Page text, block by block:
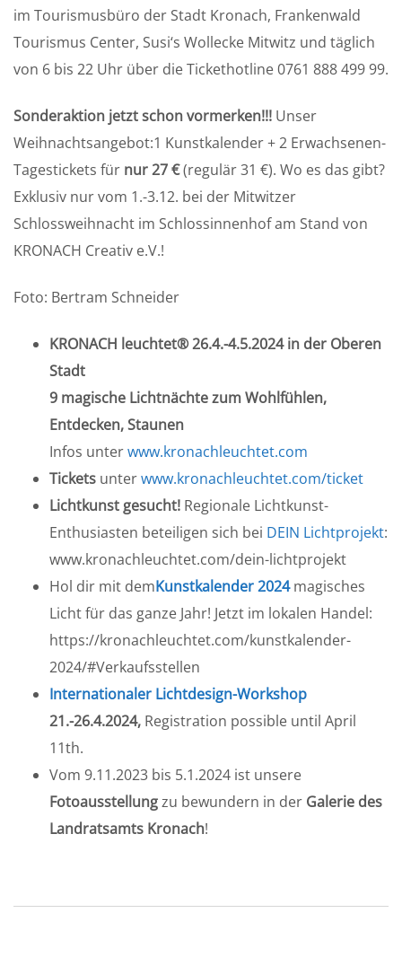
im Tourismusbüro der Stadt Kronach, Frankenwald
Tourismus Center, Susi‘s Wollecke Mitwitz und täglich
von 6 bis 22 Uhr über die Tickethotline 0761 888 499 99.
Sonderaktion jetzt schon vormerken!!! Unser
Weihnachtsangebot:1 Kunstkalender + 2 Erwachsenen-
Tagestickets für nur 27 €(regulär 31 €). Wo es das gibt?
Exklusiv nur vom 1.-3.12. bei der Mitwitzer
Schlossweihnacht im Schlossinnenhof am Stand von
KRONACH Creativ e.V.!
Foto: Bertram Schneider
KRONACH leuchtet® 26.4.-4.5.2024 in der Oberen
Stadt
9 magische Lichtnächte zum Wohlfühlen,
Entdecken, Staunen
Infos unterwww.kronachleuchtet.com
Tickets unterwww.kronachleuchtet.com/ticket
Lichtkunst gesucht! Regionale Lichtkunst-
Enthusiasten beteiligen sich bei DEIN Lichtprojekt:
www.kronachleuchtet.com/dein-lichtprojekt
Hol dir mit demKunstkalender 2024 magisches
Licht für das ganze Jahr! Jetzt im lokalen Handel:
https://kronachleuchtet.com/kunstkalender-
2024/#Verkaufsstellen
Internationaler Lichtdesign-Workshop
21.-26.4.2024, Registration possible until April
11th.
Vom 9.11.2023 bis 5.1.2024 ist unsere
Fotoausstellungzu bewundern in der Galerie des
Landratsamts Kronach!